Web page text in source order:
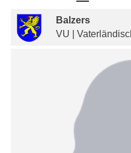
Balzers
VU |